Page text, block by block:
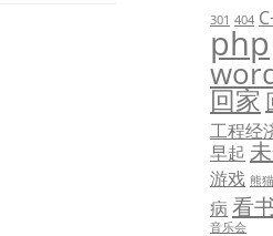
301 404
php
回家
工程经
早起
游戏 熊
病 看
音乐会